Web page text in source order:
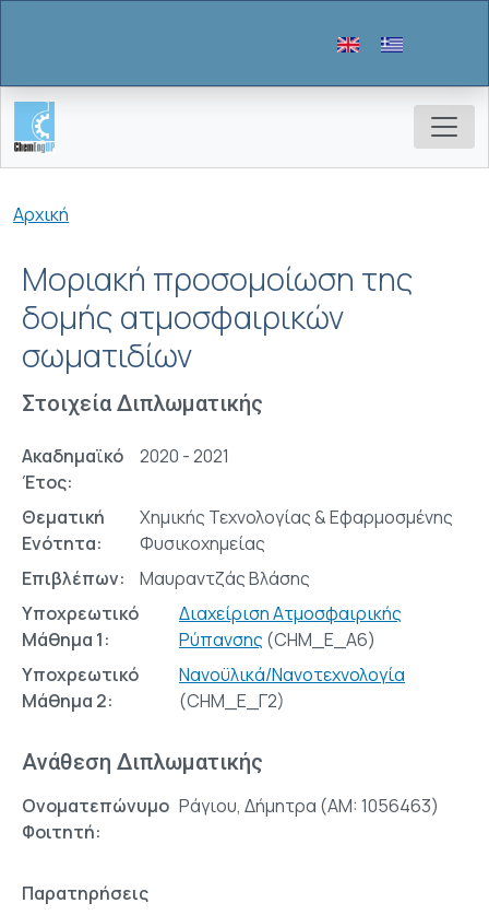
Breadcrumb
Αρχική
Μοριακή προσομοίωση της
δομής ατμοσφαιρικών
σωματιδίων
Στοιχεία Διπλωματικής
Ακαδημαϊκό
Έτος:
2020 - 2021
Θεματική
Ενότητα:
Χημικής Τεχνολογίας & Εφαρμοσμένης
Φυσικοχημείας
Επιβλέπων:
Μαυραντζάς Βλάσης
Υποχρεωτικό
Μάθημα 1:
Διαχείριση Ατμοσφαιρικής
Ρύπανσης (CHM_E_A6)
Υποχρεωτικό
Μάθημα 2:
Νανοϋλικά/Νανοτεχνολογία
(CHM_E_Γ2)
Ανάθεση Διπλωματικής
Ονοματεπώνυμο
Φοιτητή:
Ράγιου, Δήμητρα (AM: 1056463)
Παρατηρήσεις